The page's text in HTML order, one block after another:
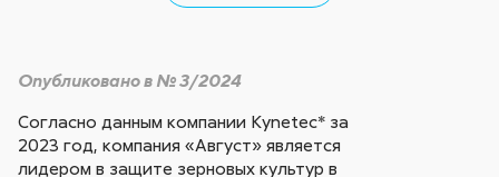
Опубликовано в № 3/2024
Согласно данным компании Kynetec* за
2023 год, компания «Август» является
лидером в защите зерновых культур в